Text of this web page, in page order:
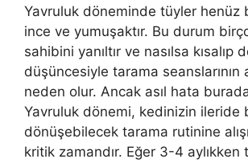
Yavruluk döneminde tüyler henüz
ince ve yumuşaktır. Bu durum
sahibini yanıltır ve nasılsa kısalıp
düşüncesiyle tarama seanslarının
neden olur. Ancak asıl hata
Yavruluk dönemi, kedinizin ileride
dönüşebilecek tarama rutinine
kritik zamandır. Eğer 3-4 aylıkken